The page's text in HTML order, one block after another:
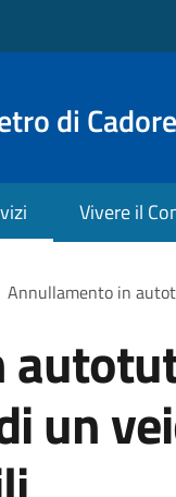
di Cadore
Vivere il
Annullamento in
un